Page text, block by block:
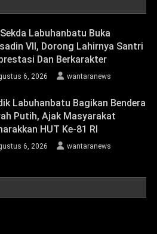
Labuhanbatu Buka
VII, Dorong Lahirnya Santri
Dan Berkarakter
6, 2026 wantaranews
Labuhanbatu Bagikan Bendera
Putih, Ajak Masyarakat
HUT Ke-81 RI
6, 2026 wantaranews